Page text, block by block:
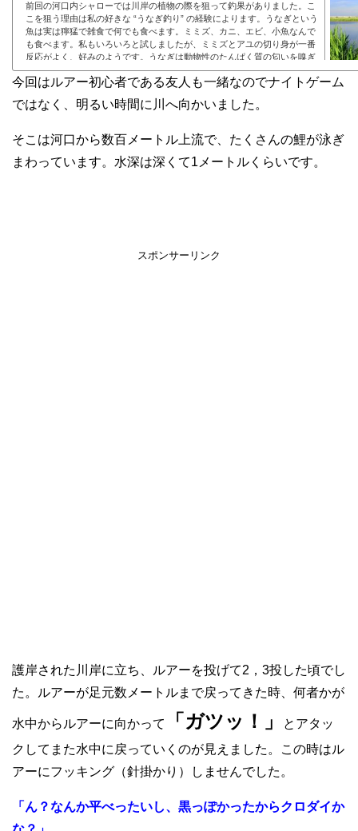
前回の河口内シャローでは川岸の植物の際を狙って釣果がありました。こ
こを狙う理由は私の好きな “うなぎ釣り” の経験によります。うなぎという
魚は実は獰猛で雑食で何でも食べます。ミミズ、カニ、エビ、小魚なんで
も食べます。私もいろいろと試しましたが、ミミズとアユの切り身が一番
反応がよく、好みのようです。うなぎは動物性のたんぱく質の匂いを嗅ぎ
つけるということなので、ビーフジャーキーでも餌になるらしいのです
が、さすがにそれは試したことがありません（＾＾；）うなぎは夜行性で
今回はルアー初心者である友人も一緒なのでナイトゲーム
ではなく、明るい時間に川へ向かいました。
そこは河口から数百メートル上流で、たくさんの鯉が泳ぎ
まわっています。水深は深くて1メートルくらいです。
スポンサーリンク
護岸された川岸に立ち、ルアーを投げて2，3投した頃でし
た。ルアーが足元数メートルまで戻ってきた時、何者かが
水中からルアーに向かって 「ガツッ！」
とアタッ
クしてまた水中に戻っていくのが見えました。この時はル
アーにフッキング（針掛かり）しませんでした。
「ん？なんか平べったいし、黒っぽかったからクロダイか